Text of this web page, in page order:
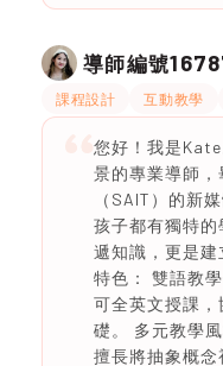
導師編號
課程設計 互動教學
您好！我是
景的專業導師
（SAIT）的新
孩子都有獨特
遞知識，更是
特色： 雙語教
可全英文授課
礎。 多元教學
擅長將抽象概